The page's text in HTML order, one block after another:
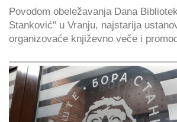
Povodom obeležavanja Dana
Stanković" u Vranju, najstarija
organizovaće književno veče i